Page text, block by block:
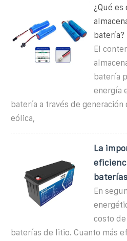
¿Qué
batería?
El
batería
energía
batería a través de
eólica,
La
En
costo
baterías de litio. Cuanto más